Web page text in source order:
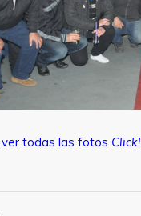
todas las fotos Click!